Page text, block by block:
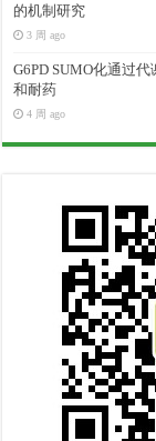
的机制研究
3 周 ago
G6PD SUMO化通过
和耐药
4 周 ago